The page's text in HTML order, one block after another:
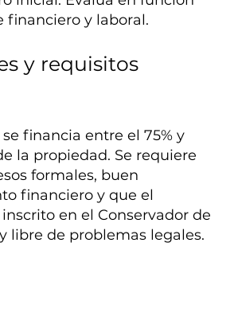
financiero y laboral.
y requisitos
financia entre el 75% y
la propiedad. Se requiere
formales, buen
financiero y que el
en el Conservador de
libre de problemas legales.